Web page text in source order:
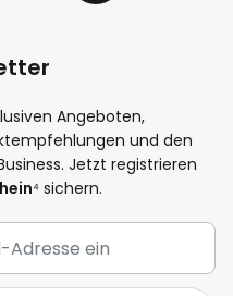
Angeboten,
und den
Jetzt registrieren
⁴ sichern.